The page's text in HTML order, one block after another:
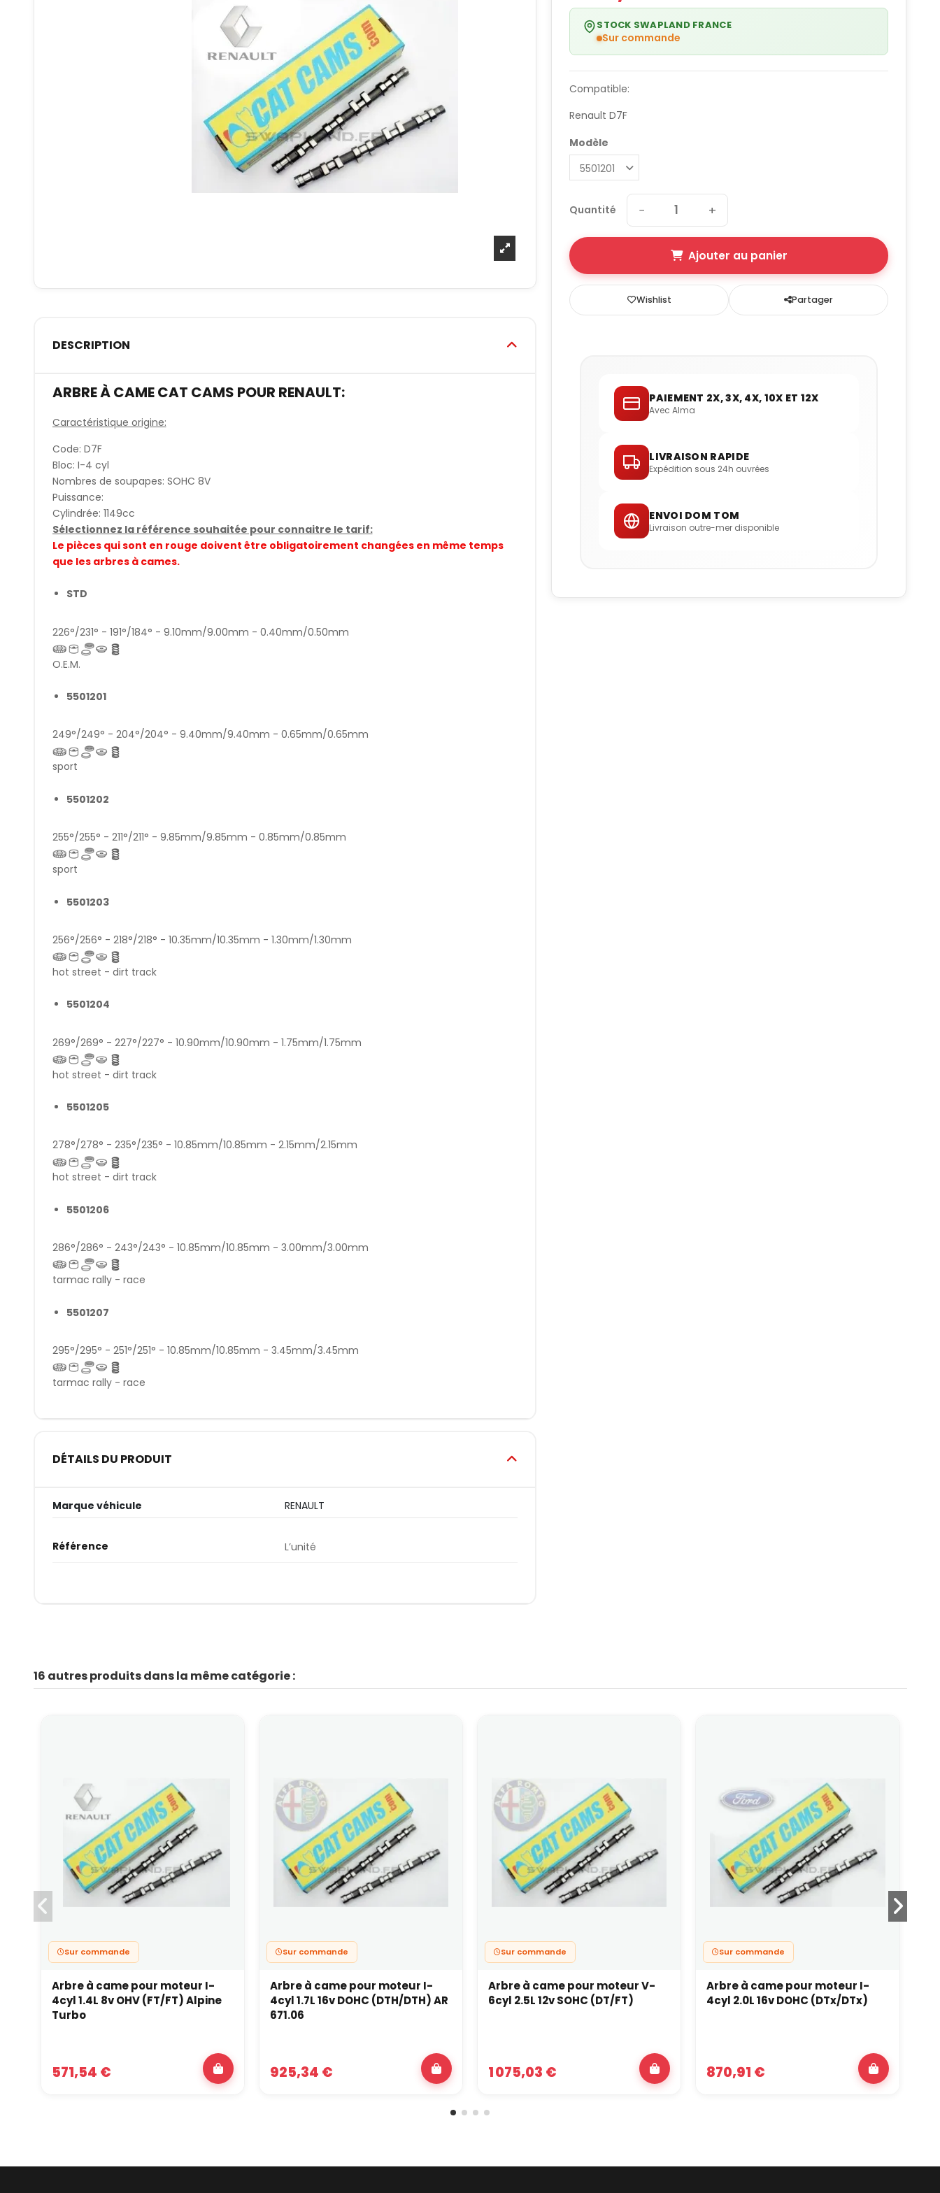
DESCRIPTION
ARBRE À CAME CAT CAMS POUR RENAULT:
Caractéristique origine:
Code: D7F
Bloc: I-4 cyl
Nombres de soupapes: SOHC 8V
Puissance:
Cylindrée: 1149cc
Sélectionnez la référence souhaitée pour connaitre le tarif:
Le pièces qui sont en rouge doivent être obligatoirement changées en même temps
que les arbres à cames.
STD
226°/231° - 191°/184° - 9.10mm/9.00mm - 0.40mm/0.50mm
O.E.M.
5501201
249°/249° - 204°/204° - 9.40mm/9.40mm - 0.65mm/0.65mm
sport
5501202
255°/255° - 211°/211° - 9.85mm/9.85mm - 0.85mm/0.85mm
sport
5501203
256°/256° - 218°/218° - 10.35mm/10.35mm - 1.30mm/1.30mm
hot street - dirt track
5501204
269°/269° - 227°/227° - 10.90mm/10.90mm - 1.75mm/1.75mm
hot street - dirt track
5501205
278°/278° - 235°/235° - 10.85mm/10.85mm - 2.15mm/2.15mm
hot street - dirt track
5501206
286°/286° - 243°/243° - 10.85mm/10.85mm - 3.00mm/3.00mm
tarmac rally - race
5501207
295°/295° - 251°/251° - 10.85mm/10.85mm - 3.45mm/3.45mm
tarmac rally - race
DÉTAILS DU PRODUIT
Marque véhicule RENAULT
Référence L’unité
STOCK SWAPLAND FRANCE
Sur commande
Compatible:
Renault D7F
Modèle
Quantité − +
Ajouter au panier
Wishlist Partager
PAIEMENT 2X, 3X, 4X, 10X ET 12X
Avec Alma
LIVRAISON RAPIDE
Expédition sous 24h ouvrées
ENVOI DOM TOM
Livraison outre-mer disponible
16 autres produits dans la même catégorie :
Sur commande
Arbre à came pour moteur I-
4cyl 1.4L 8v OHV (FT/FT) Alpine
Turbo
571,54 €
Sur commande
Arbre à came pour moteur I-
4cyl 1.7L 16v DOHC (DTH/DTH) AR
671.06
925,34 €
Sur commande
Arbre à came pour moteur V-
6cyl 2.5L 12v SOHC (DT/FT)
1 075,03 €
Sur commande
Arbre à came pour moteur I-
4cyl 2.0L 16v DOHC (DTx/DTx)
870,91 €